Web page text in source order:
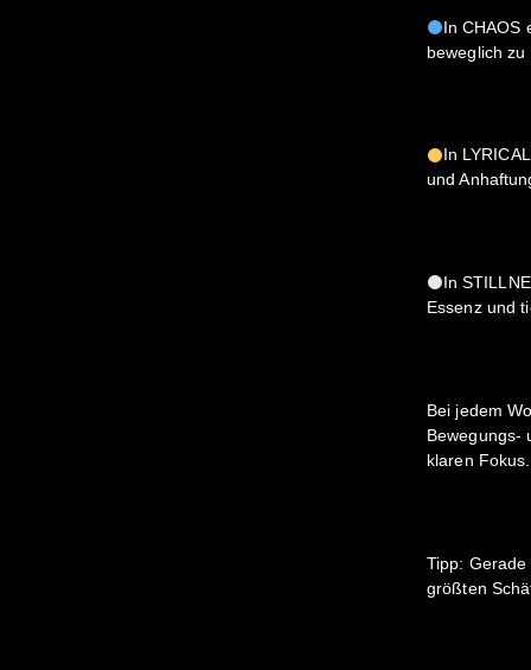
In CHAOS
beweglich
In
und
In
Essenz und
Bei jedem
Bewegungs-
klaren Fokus.
Tipp:
größten